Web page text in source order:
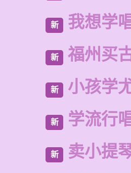
新 我想学
新 福州买
新 小孩学
新 学流行
新 卖小提